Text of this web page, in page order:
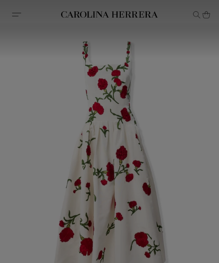
Erklärung zur Barrierefreiheit (Link)